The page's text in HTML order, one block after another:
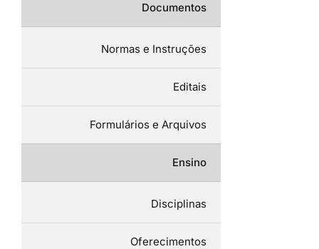
Documentos
Normas e Instruções
Editais
Formulários e Arquivos
Ensino
Disciplinas
Oferecimentos